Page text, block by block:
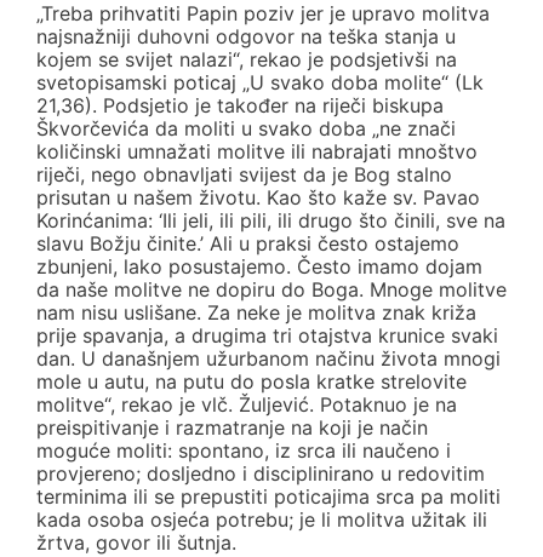
„Treba prihvatiti Papin poziv jer je upravo molitva
najsnažniji duhovni odgovor na teška stanja u
kojem se svijet nalazi“, rekao je podsjetivši na
svetopisamski poticaj „U svako doba molite“ (Lk
21,36). Podsjetio je također na riječi biskupa
Škvorčevića da moliti u svako doba „ne znači
količinski umnažati molitve ili nabrajati mnoštvo
riječi, nego obnavljati svijest da je Bog stalno
prisutan u našem životu. Kao što kaže sv. Pavao
Korinćanima: ‘Ili jeli, ili pili, ili drugo što činili, sve na
slavu Božju činite.’ Ali u praksi često ostajemo
zbunjeni, lako posustajemo. Često imamo dojam
da naše molitve ne dopiru do Boga. Mnoge molitve
nam nisu uslišane. Za neke je molitva znak križa
prije spavanja, a drugima tri otajstva krunice svaki
dan. U današnjem užurbanom načinu života mnogi
mole u autu, na putu do posla kratke strelovite
molitve“, rekao je vlč. Žuljević. Potaknuo je na
preispitivanje i razmatranje na koji je način
moguće moliti: spontano, iz srca ili naučeno i
provjereno; dosljedno i disciplinirano u redovitim
terminima ili se prepustiti poticajima srca pa moliti
kada osoba osjeća potrebu; je li molitva užitak ili
žrtva, govor ili šutnja.